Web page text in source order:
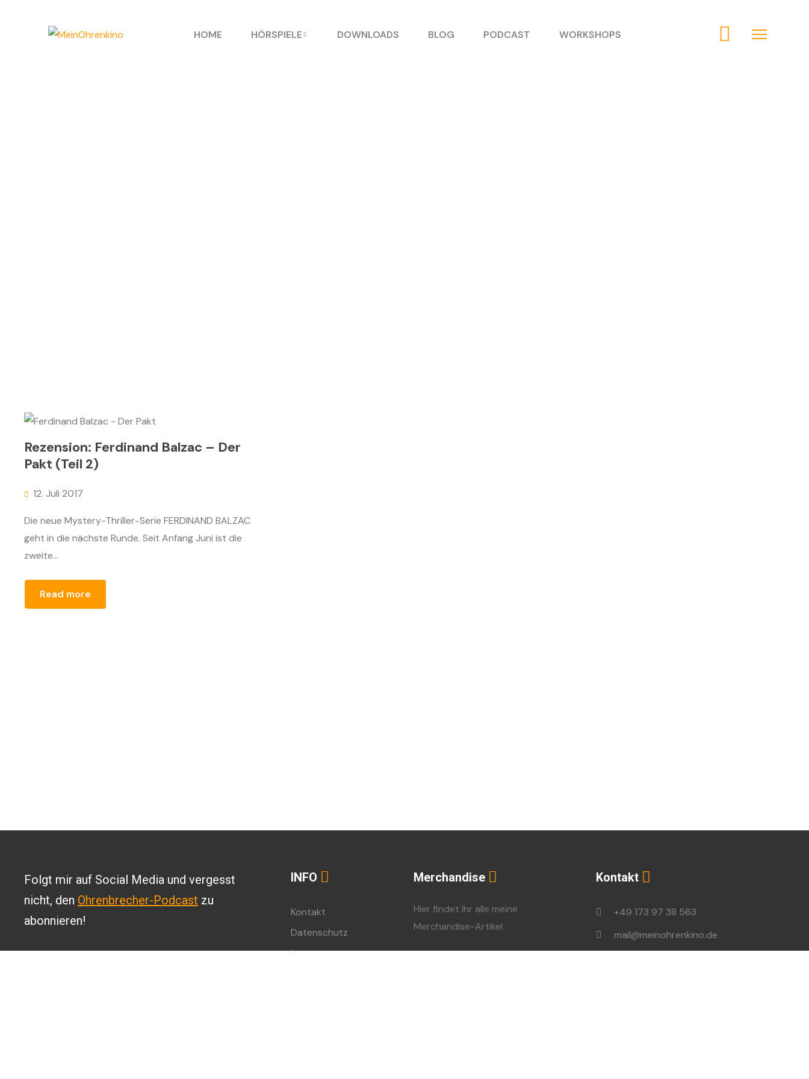
HOME HÖRSPIELE DOWNLOADS BLOG PODCAST WORKSHOPS
Rezension: Ferdinand Balzac – Der
Pakt (Teil 2)
12. Juli 2017
Die neue Mystery-Thriller-Serie FERDINAND BALZAC
geht in die nächste Runde. Seit Anfang Juni ist die
zweite...
Read more
Folgt mir auf Social Media und vergesst
nicht, den Ohrenbrecher-Podcast zu
abonnieren!
INFO
Kontakt
Datenschutz
Impressum
Merchandise
Hier findet Ihr alle meine
Merchandise-Artikel
Kontakt
+49 173 97 38 563
mail@meinohrenkino.de